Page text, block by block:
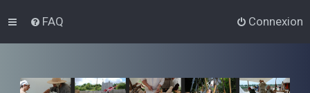
FAQ Connexion